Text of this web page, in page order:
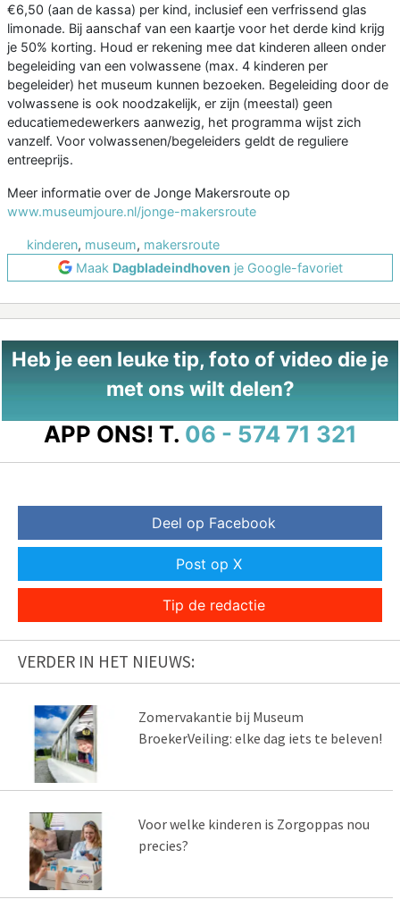
€6,50 (aan de kassa) per kind, inclusief een verfrissend glas
limonade. Bij aanschaf van een kaartje voor het derde kind krijg
je 50% korting. Houd er rekening mee dat kinderen alleen onder
begeleiding van een volwassene (max. 4 kinderen per
begeleider) het museum kunnen bezoeken. Begeleiding door de
volwassene is ook noodzakelijk, er zijn (meestal) geen
educatiemedewerkers aanwezig, het programma wijst zich
vanzelf. Voor volwassenen/begeleiders geldt de reguliere
entreeprijs.
Meer informatie over de Jonge Makersroute op
www.museumjoure.nl/jonge-makersroute
kinderen, museum, makersroute
Maak Dagbladeindhoven je Google-favoriet
Heb je een leuke tip, foto of video die je
met ons wilt delen?
APP ONS! T. 06 - 574 71 321
Deel op Facebook
Post op X
Tip de redactie
VERDER IN HET NIEUWS:
Zomervakantie bij Museum
BroekerVeiling: elke dag iets te beleven!
Voor welke kinderen is Zorgoppas nou
precies?